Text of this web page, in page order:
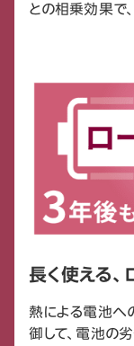
との相乗効果で
長く使える、
熱による電池へ
御して、電池の